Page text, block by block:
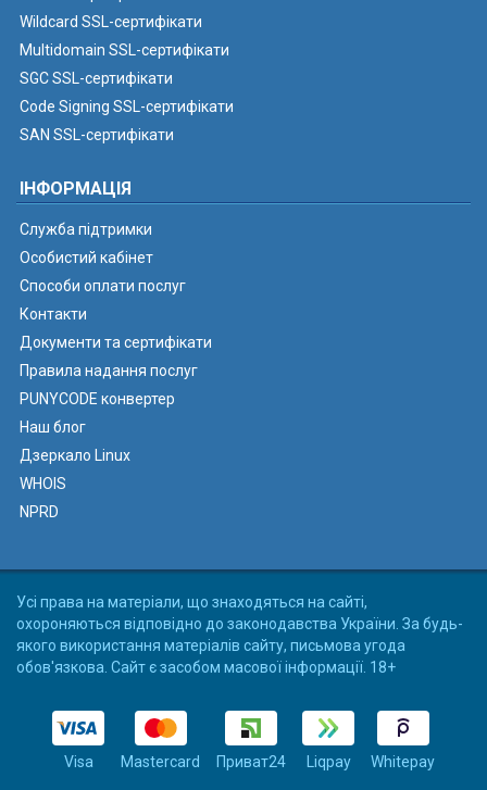
Wildcard SSL-сертифікати
Multidomain SSL-сертифікати
SGC SSL-сертифікати
Code Signing SSL-сертифікати
SAN SSL-сертифікати
ІНФОРМАЦІЯ
Служба підтримки
Особистий кабінет
Способи оплати послуг
Контакти
Документи та сертифікати
Правила надання послуг
PUNYCODE конвертер
Наш блог
Дзеркало Linux
WHOIS
NPRD
Усі права на матеріали, що знаходяться на сайті,
охороняються відповідно до законодавства України. За будь-
якого використання матеріалів сайту, письмова угода
обов'язкова. Сайт є засобом масової інформації. 18+
Visa Mastercard Приват24 Liqpay Whitepay